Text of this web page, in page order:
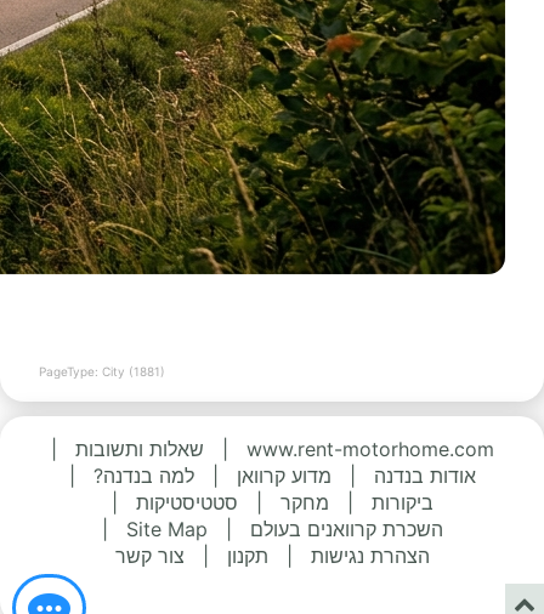
PageType: City (1881)
www.rent-motorhome.com שאלות ותשובות
אודות בנדנה
מדוע קרוואן למה בנדנה?
ביקורות
מחקר סטטיסטיקות
השכרת קרוואנים בעולם
Site Map
הצהרת נגישות
תקנון צור קשר